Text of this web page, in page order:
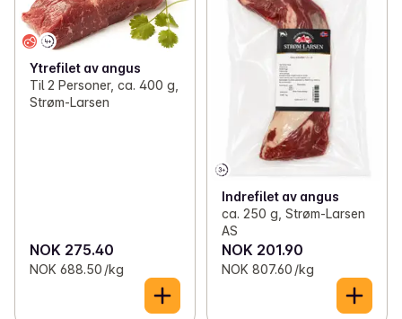
Ytrefilet av angus
Til 2 Personer, ca. 400 g,
Strøm-Larsen
NOK 275.40
NOK 688.50 /kg
Indrefilet av angus
ca. 250 g, Strøm-Larsen
AS
NOK 201.90
NOK 807.60 /kg